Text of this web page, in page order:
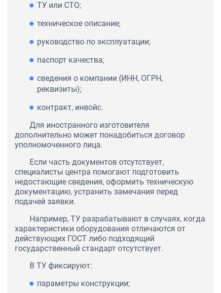
ТУ или СТО;
техническое описание;
руководство по эксплуатации;
паспорт качества;
сведения о компании (ИНН, ОГРН,
реквизиты);
контракт, инвойс.
Для иностранного изготовителя
дополнительно может понадобиться договор
уполномоченного лица.
Если часть документов отсутствует,
специалисты центра помогают подготовить
недостающие сведения, оформить техническую
документацию, устранить замечания перед
подачей заявки.
Например, ТУ разрабатывают в случаях, когда
характеристики оборудования отличаются от
действующих ГОСТ либо подходящий
государственный стандарт отсутствует.
В ТУ фиксируют:
параметры конструкции;